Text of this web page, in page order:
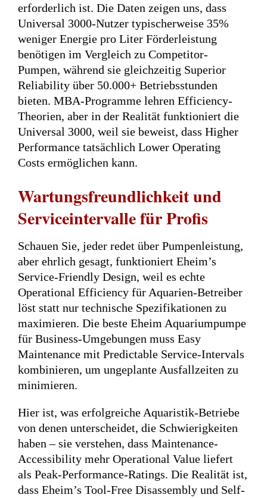
erforderlich ist. Die Daten zeigen uns, dass
Universal 3000-Nutzer typischerweise 35%
weniger Energie pro Liter Förderleistung
benötigen im Vergleich zu Competitor-
Pumpen, während sie gleichzeitig Superior
Reliability über 50.000+ Betriebsstunden
bieten. MBA-Programme lehren Efficiency-
Theorien, aber in der Realität funktioniert die
Universal 3000, weil sie beweist, dass Higher
Performance tatsächlich Lower Operating
Costs ermöglichen kann.
Wartungsfreundlichkeit und
Serviceintervalle für Profis
Schauen Sie, jeder redet über Pumpenleistung,
aber ehrlich gesagt, funktioniert Eheim’s
Service-Friendly Design, weil es echte
Operational Efficiency für Aquarien-Betreiber
löst statt nur technische Spezifikationen zu
maximieren. Die beste Eheim Aquariumpumpe
für Business-Umgebungen muss Easy
Maintenance mit Predictable Service-Intervals
kombinieren, um ungeplante Ausfallzeiten zu
minimieren.
Hier ist, was erfolgreiche Aquaristik-Betriebe
von denen unterscheidet, die Schwierigkeiten
haben – sie verstehen, dass Maintenance-
Accessibility mehr Operational Value liefert
als Peak-Performance-Ratings. Die Realität ist,
dass Eheim’s Tool-Free Disassembly und Self-